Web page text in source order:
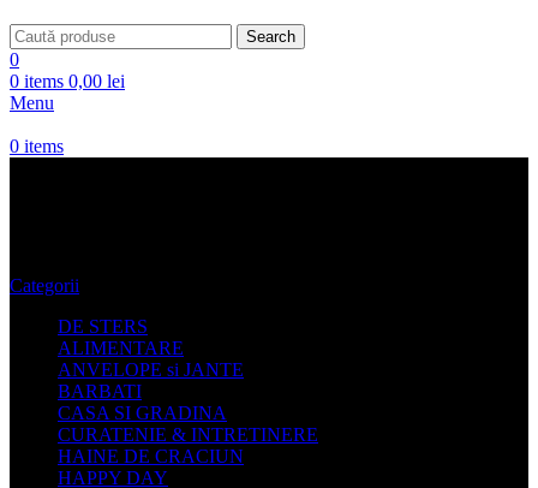
Search
0
0 items 0,00 lei
Menu
0 items
Categorii
DE STERS
ALIMENTARE
ANVELOPE si JANTE
BARBATI
CASA SI GRADINA
CURATENIE & INTRETINERE
HAINE DE CRACIUN
HAPPY DAY